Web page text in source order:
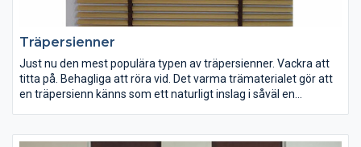
Träpersienner
Just nu den mest populära typen av träpersienner. Vackra att
titta på. Behagliga att röra vid. Det varma trämaterialet gör att
en träpersienn känns som ett naturligt inslag i såväl en